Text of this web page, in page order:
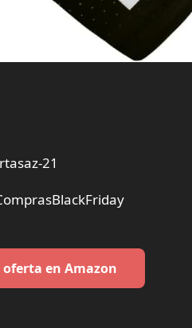
21
oferta en Amazon